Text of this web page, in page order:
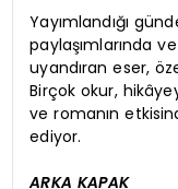
Yayımlandığı
paylaşımlarında
uyandıran eser,
Birçok okur,
ve romanın
ediyor.
ARKA KAPAK